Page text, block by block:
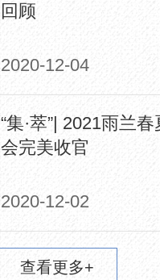
回顾
2020-12-04
“集·萃”| 2021雨兰
会完美收官
2020-12-02
查看更多+